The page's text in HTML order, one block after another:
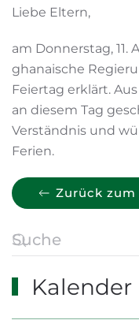
Liebe Eltern,
am Donnerstag, 11.
ghanaische
Feiertag erklärt.
an diesem Tag
Verständnis und
Ferien.
Zurück zum
Kalender